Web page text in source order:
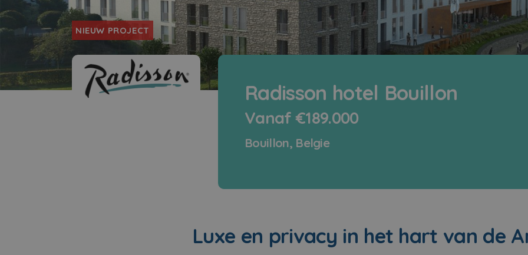
NIEUW PROJECT
Radisson hotel Bouillon
Vanaf €189.000
Bouillon, Belgie
Luxe en privacy in het hart van de